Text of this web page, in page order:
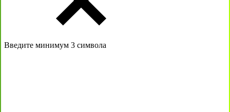
Введите минимум 3 символа